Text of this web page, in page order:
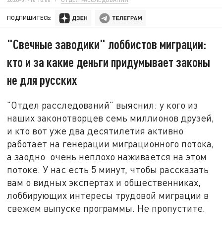
ПОДПИШИТЕСЬ:
"Свечные заводики" лоббистов миграции:
кто и за какие деньги придумывает законы
не для русских
"Отдел расследований" выяснил: у кого из
наших законотворцев семь миллионов друзей,
и кто вот уже два десятилетия активно
работает на генерации миграционного потока,
а заодно очень неплохо наживается на этом
потоке. У нас есть 5 минут, чтобы рассказать
вам о видных экспертах и общественниках,
лоббирующих интересы трудовой миграции в
свежем выпуске программы. Не пропустите.